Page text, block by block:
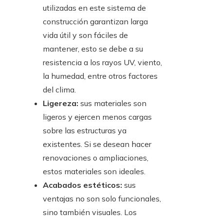
utilizadas en este sistema de
construcción garantizan larga
vida útil y son fáciles de
mantener, esto se debe a su
resistencia a los rayos UV, viento,
la humedad, entre otros factores
del clima.
Ligereza: sus materiales son
ligeros y ejercen menos cargas
sobre las estructuras ya
existentes. Si se desean hacer
renovaciones o ampliaciones,
estos materiales son ideales.
Acabados estéticos: sus
ventajas no son solo funcionales,
sino también visuales. Los